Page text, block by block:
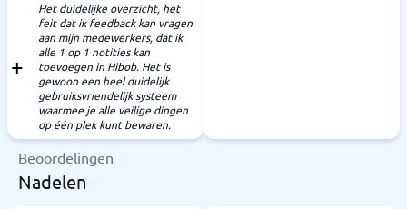
Het duidelijke overzicht, het
feit dat ik feedback kan vragen
aan mijn medewerkers, dat ik
alle 1 op 1 notities kan
toevoegen in Hibob. Het is
gewoon een heel duidelijk
gebruiksvriendelijk systeem
waarmee je alle veilige dingen
op één plek kunt bewaren.
Beoordelingen
Nadelen